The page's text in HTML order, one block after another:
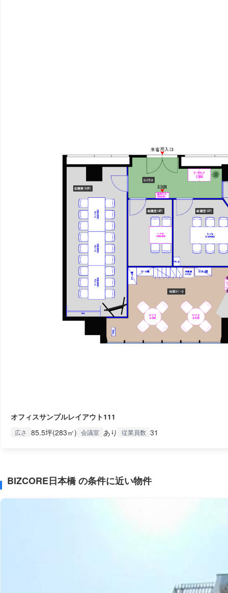
オフィスサンプルレイアウト111
広さ 85.5坪(283㎡) 会議室 あり 従業員数 31
BIZCORE日本橋 の条件に近い物件